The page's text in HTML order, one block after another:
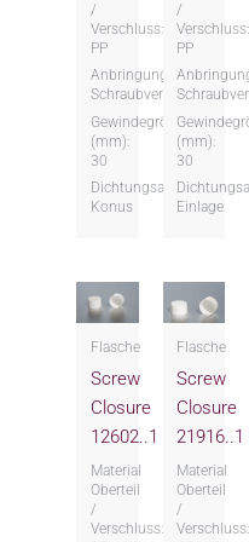
/
Verschluss:
PP
Anbringungsart:
Schraubversion
Gewindegröße
(mm):
30
Dichtungsart:
Konus
/
PP
(mm):
30
Einlage
Flasche
Screw
Closure
12602..1
Material
Oberteil
/
Verschluss:
Flasche
Screw
Closure
21916..1
Material
Oberteil
/